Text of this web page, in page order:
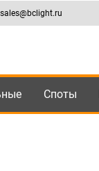
sales@bclight.ru
Споты